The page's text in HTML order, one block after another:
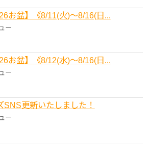
お盆】《8/11(火)～8/16(日...
ー
お盆】《8/12(水)～8/16(日...
ー
SNS更新いたしました！
ー